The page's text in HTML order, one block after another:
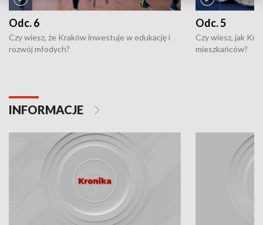
Odc. 6
Czy wiesz, że Kraków inwestuje w edukację i
rozwój młodych?
Odc. 5
Czy wiesz, jak
mieszkańców?
INFORMACJE